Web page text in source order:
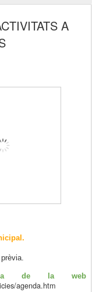
A
de la web
agenda.htm